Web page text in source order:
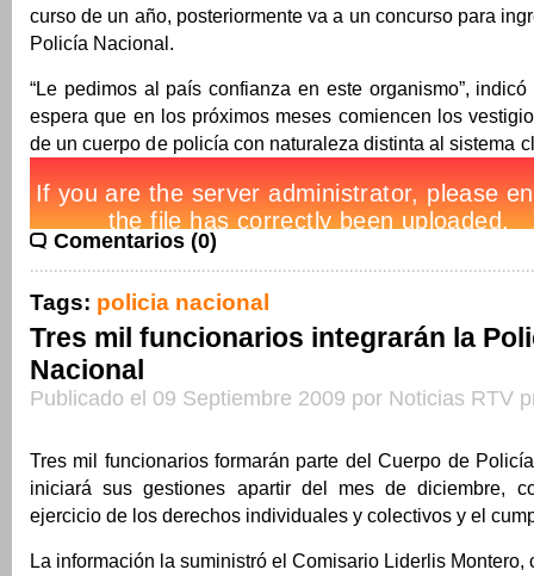
curso de un año, posteriormente va a un concurso para
Policía Nacional.
“Le pedimos al país confianza en este organismo”,
espera que en los próximos meses comiencen los
de un cuerpo de policía con naturaleza distinta al sistema
Comentarios (0)
Tags: policia nacional
Tres mil funcionarios integrarán la
Nacional
Publicado el 09 Septiembre 2009 por Noticias RTV
Tres mil funcionarios formarán parte del Cuerpo de
iniciará sus gestiones apartir del mes de diciembre,
ejercicio de los derechos individuales y colectivos y el
La información la suministró el Comisario Liderlis Montero,